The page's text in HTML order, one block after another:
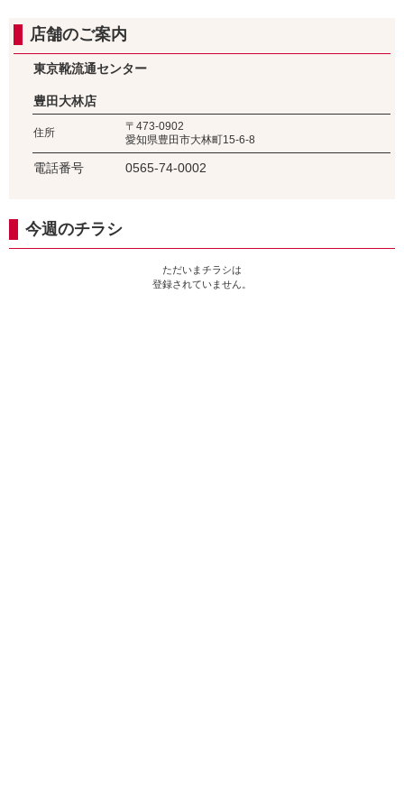
店舗のご案内
東京靴流通センター
豊田大林店
住所
〒473-0902
愛知県豊田市大林町15-6-8
電話番号 0565-74-0002
今週のチラシ
ただいまチラシは
登録されていません。